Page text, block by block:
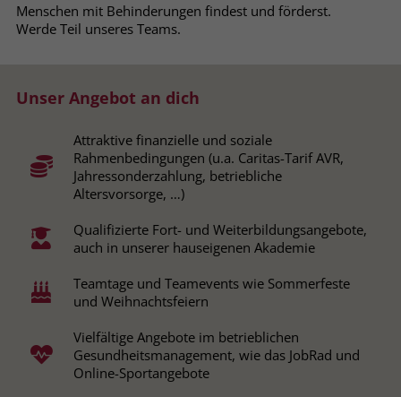
Menschen mit Behinderungen findest und förderst.
Werde Teil unseres Teams.
Unser Angebot an dich
Attraktive finanzielle und soziale
Rahmenbedingungen (u.a. Caritas-Tarif AVR,
Jahressonderzahlung, betriebliche
Altersvorsorge, …)
Qualifizierte Fort- und Weiterbildungsangebote,
auch in unserer hauseigenen Akademie
Teamtage und Teamevents wie Sommerfeste
und Weihnachtsfeiern
Vielfältige Angebote im betrieblichen
Gesundheitsmanagement, wie das JobRad und
Online-Sportangebote
Zweck
Behält die Zustände des Benutzers bei
allen Seitenanfragen bei.
Name cookie_optin
Anbieter www.stiftung-liebenau.de
Zweck
Behält die Zustimmung des Benutzers
zum Cookie Opt-In
Browsers und die Einstellungen
exklusiv für diese Website zu speichern.
derselben Website durchgeführt
Benutzerkennung verknüpft werden.
_clsk
Anbieter www.clarity.ms
Zweck
Microsoft Clarity setzt dieses Cookie,
zu speichern und in einer einzigen
Sitzungsaufzeichnung
zusammenzufassen.